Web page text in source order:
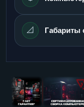
📐 Габариты